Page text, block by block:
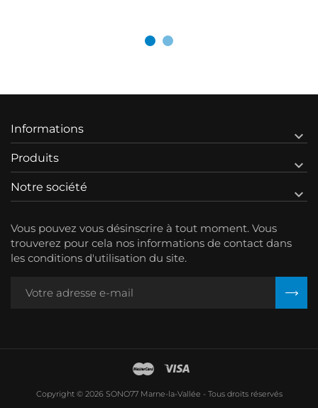
Informations 
Produits 
Notre société 
Vous pouvez vous désinscrire à tout moment. Vous
trouverez pour cela nos informations de contact dans
les conditions d'utilisation du site.
Copyright © 2026 SONO77 Marne-la-Vallée - Tous droits réservés